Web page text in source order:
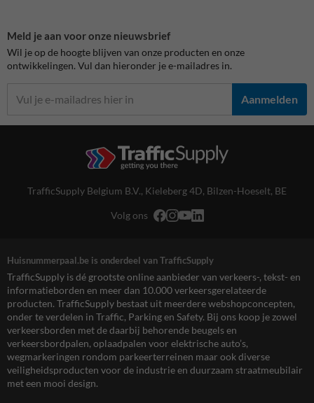
Meld je aan voor onze nieuwsbrief
Wil je op de hoogte blijven van onze producten en onze
ontwikkelingen. Vul dan hieronder je e-mailadres in.
Aanmelden
TrafficSupply Belgium B.V., Kieleberg 4D, Bilzen-Hoeselt, BE
Volg ons
Huisnummerpaal.be is onderdeel van TrafficSupply
TrafficSupply is dé grootste online aanbieder van verkeers-, tekst- en
informatieborden en meer dan 10.000 verkeersgerelateerde
producten. TrafficSupply bestaat uit meerdere webshopconcepten,
onder te verdelen in Traffic, Parking en Safety. Bij ons koop je zowel
verkeersborden met de daarbij behorende beugels en
verkeersbordpalen, oplaadpalen voor elektrische auto’s,
wegmarkeringen rondom parkeerterreinen maar ook diverse
veiligheidsproducten voor de industrie en duurzaam straatmeubilair
met een mooi design.